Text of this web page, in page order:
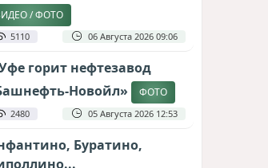
/ ФОТО
5110 06 Августа 2026 09:06
горит нефтезавод
Новойл»
ФОТО
2480 05 Августа 2026 12:53
Буратино,